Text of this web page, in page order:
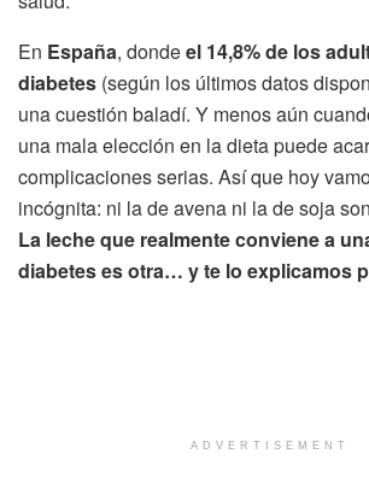
En España, dondeel 14,8% de los
diabetes (según los últimos datos
una cuestión baladí. Y menos aún
una mala elección en la dieta puede
complicaciones serias. Así que hoy
incógnita: ni la de avena ni la de soja
La leche que realmente conviene a
diabetes es otra… y te lo explicamos
ADVERTISEMENT